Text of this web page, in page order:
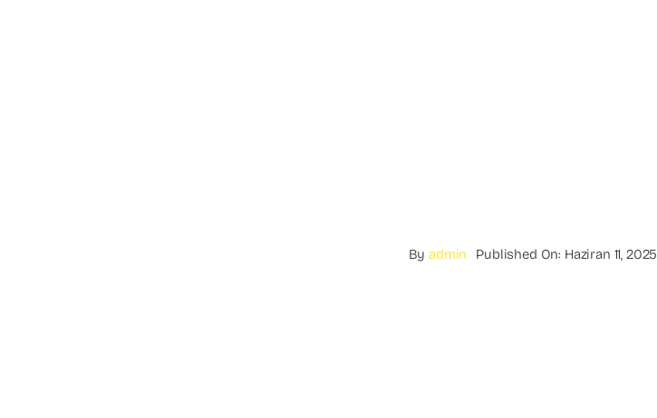
Byadmin Published On: Haziran 11, 2025